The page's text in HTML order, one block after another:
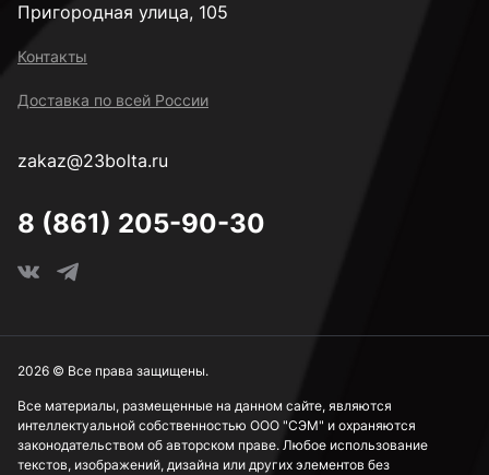
Пригородная улица, 105
Контакты
Доставка по всей России
zakaz@23bolta.ru
8 (861) 205-90-30
Все материалы, размещенные на данном сайте, являются
интеллектуальной собственностью ООО "СЭМ" и охраняются
законодательством об авторском праве. Любое использование
текстов, изображений, дизайна или других элементов без
2026 © Все права защищены.